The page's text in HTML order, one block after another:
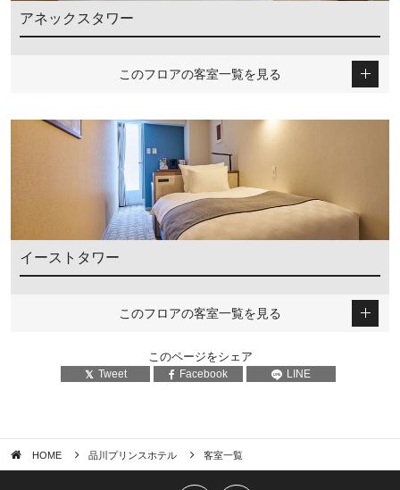
アネックスタワー
このフロアの客室一覧を見る
イーストタワー
このフロアの客室一覧を見る
このページをシェア
Tweet Facebook LINE
HOME 品川プリンスホテル 客室一覧